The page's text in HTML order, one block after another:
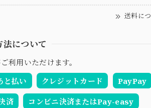
送料に
法について
利用いただけます。
と払い
クレジットカード PayPay
済 コンビニ決済またはPay-easy